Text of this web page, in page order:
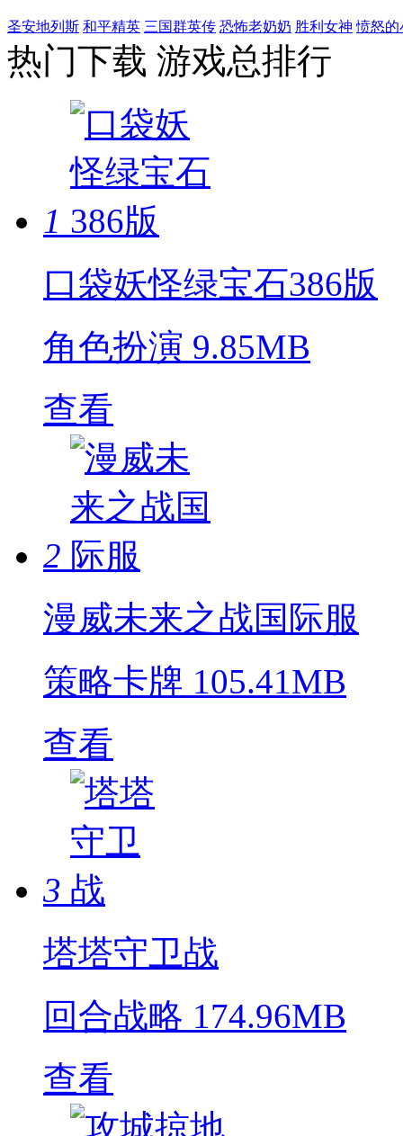
圣安地列斯 和平精英 三国群英传 恐怖老奶奶 胜利女神 愤怒的
热门下载 游戏总排行
1
口袋妖怪绿宝石386版
角色扮演 9.85MB
查看
2
漫威未来之战国际服
策略卡牌 105.41MB
查看
3
塔塔守卫战
回合战略 174.96MB
查看